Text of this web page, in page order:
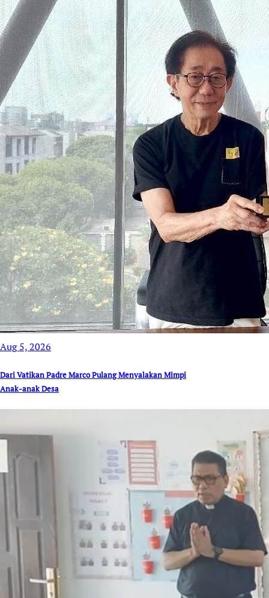
Aug 5, 2026
Dari Vatikan Padre Marco Pulang Menyalakan Mimpi
Anak-anak Desa